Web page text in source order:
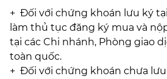
+ Đối với chứng khoán lưu ký
làm thủ tục đăng ký mua và
tại các Chi nhánh, Phòng giao
toàn quốc.
+ Đối với chứng khoán chưa